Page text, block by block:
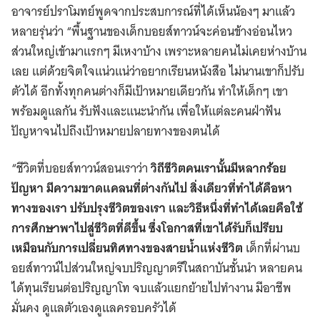
อาจารย์ปราโมทย์พูดจากประสบการณ์ที่ได้เห็นน้องๆ มาแล้ว
หลายรุ่นว่า “พื้นฐานของเด็กบอยส์ทาวน์จะค่อนข้างอ่อนไหว
ส่วนใหญ่เข้ามาแรกๆ มีเหงาบ้าง เพราะหลายคนไม่เคยห่างบ้าน
เลย แต่ด้วยจิตใจแน่วแน่ว่าอยากเรียนหนังสือ ไม่นานเขาก็ปรับ
ตัวได้ อีกทั้งทุกคนต่างก็มีเป้าหมายเดียวกัน ทำให้เด็กๆ เขา
พร้อมดูแลกัน รับฟังและแนะนำกัน เพื่อให้แต่ละคนฝ่าฟัน
ปัญหาจนไปถึงเป้าหมายปลายทางของตนได้
“ชีวิตที่บอยส์ทาวน์สอนเราว่าวิถีชีวิตคนเรานั้นมีหลากร้อย
ปัญหา มีความขาดแคลนที่ต่างกันไป สิ่งเดียวที่ทำได้คือหา
ทางของเรา ปรับปรุงชีวิตของเรา และวิธีหนึ่งที่ทำได้เลยคือใช้
การศึกษาพาไปสู่ชีวิตที่ดีขึ้น ซึ่งโอกาสที่เขาได้รับก็เปรียบ
เหมือนกับการเปลี่ยนทิศทางของสายน้ำแห่งชีวิต เด็กที่ผ่านบ
อยส์ทาวน์ไปส่วนใหญ่จบปริญญาตรีในสถาบันชั้นนำ หลายคน
ได้ทุนเรียนต่อปริญญาโท จบแล้วแยกย้ายไปทำงาน มีอาชีพ
มั่นคง ดูแลตัวเองดูแลครอบครัวได้